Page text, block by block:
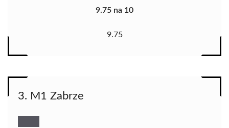
9.75 na 10
9.75
3. M1 Zabrze